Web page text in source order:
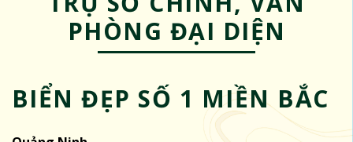
PHÒNG ĐẠI DIỆN
BIỂN ĐẸP SỐ 1 MIỀN BẮC